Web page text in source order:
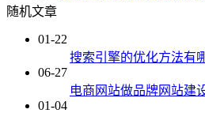
随机文章
01-22
搜索引擎的优化方法有
06-27
电商网站做品牌网站建
01-04